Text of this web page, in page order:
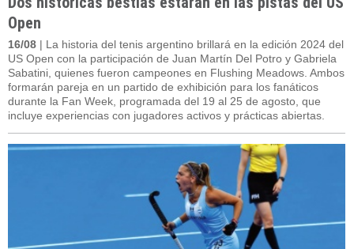
Open
16/08 | La historia del tenis argentino brillará en la edición 2024 del
US Open con la participación de Juan Martín Del Potro y Gabriela
Sabatini, quienes fueron campeones en Flushing Meadows. Ambos
formarán pareja en un partido de exhibición para los fanáticos
durante la Fan Week, programada del 19 al 25 de agosto, que
incluye experiencias con jugadores activos y prácticas abiertas.